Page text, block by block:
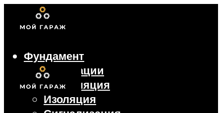
Фундамент
Коммуникации
Вентиляция
Изоляция